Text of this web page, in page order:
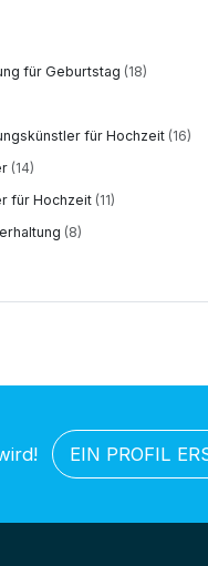
für Geburtstag (18)
für Hochzeit (16)
(14)
für Hochzeit (11)
(8)
EIN PROFIL